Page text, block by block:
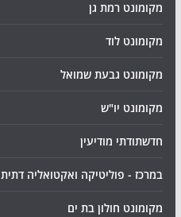
מקומונט רמת גן
מקומונט לוד
מקומונט גבעת שמואל
מקומונט יו"ש
חדשתודתי מודיעין
במרכז - פוליטיקה ואקטואליה דתית
מקומונט חולון בת ים